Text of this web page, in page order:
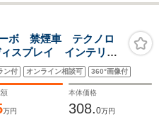
ボ 禁煙車 テクノロ
ィスプレイ インテリア
ート 電動リアゲート
スプレイ アクティブク
ー
ン付 オンライン相談可 360°画像付
万円
本体価格
308.0万円